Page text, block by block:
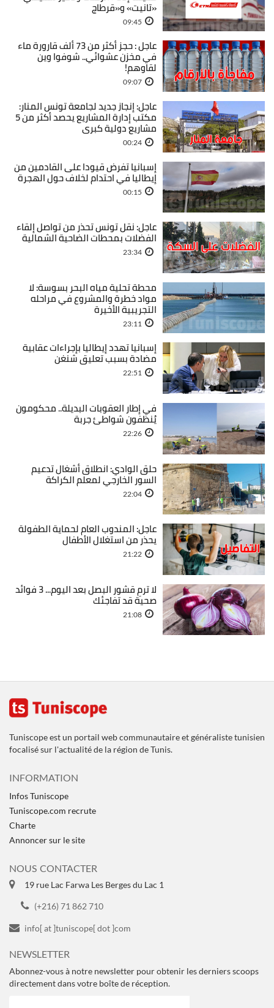
«تانيت» و«قرطاج
09:45
عاجل : حجز أكثر من 73 ألف قارورة ماء
في مخزن عشوائي.. شوفوا وين
لقاوهم!
09:07
عاجل: إنجاز جديد لجامعة تونس المنار:
مكتب إدارة المشاريع يحصد أكثر من 5
مشاريع دولية كبرى
00:24
إسبانيا تفرض قيودا على القادمين من
إيطاليا في احتدام لخلاف حول الهجرة
00:15
عاجل: نقل تونس تحذر من تواصل إلقاء
الفضلات بمحطات الضاحية الشمالية
23:34
محطة تحلية مياه البحر بسوسة: لا
مواد خطرة والمشروع في مراحله
التجريبية الأخيرة
23:11
إسبانيا تهدد إيطاليا بإجراءات عقابية
مضادة بسبب تعليق شنغن
22:51
في إطار العقوبات البديلة.. محكومون
يُنظفون شواطئ جربة
22:26
حلق الوادي: انطلاق أشغال تدعيم
السور الخارجي لمعلم الكراكة
22:04
عاجل: المندوب العام لحماية الطفولة
يحذر من استغلال الأطفال
21:22
لا ترمِ قشور البصل بعد اليوم... 3 فوائد
صحية قد تفاجئك
21:08
Tuniscope est un portail web communautaire et généraliste tunisien
focalisé sur l'actualité de la région de Tunis.
INFORMATION
Infos Tuniscope
Tuniscope.com recrute
Charte
Annoncer sur le site
NOUS CONTACTER
19 rue Lac Farwa Les Berges du Lac 1
(+216) 71 862 710
info[ at ]tuniscope[ dot ]com
NEWSLETTER
Abonnez-vous à notre newsletter pour obtenir les derniers scoops
directement dans votre boîte de réception.